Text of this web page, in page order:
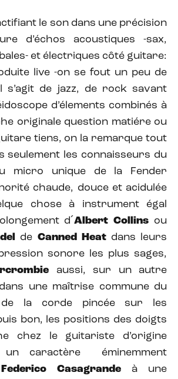
le son dans une précision
d’échos acoustiques -sax,
et électriques côté guitare:
live -on se fout un peu de
s’agit de jazz, de rock savant
d’élements combinés à
originale question matiére ou
tiens, on la remarque tout
seulement les connaisseurs du
micro unique de la Fender
chaude, douce et acidulée
chose à instrument égal
d´Albert Collins ou
de Canned Heatdans leurs
sonore les plus sages,
aussi, sur un autre
une maîtrise commune du
la corde pincée sur les
bon, les positions des doigts
chez le guitariste d’origine
un caractère éminemment
Federico Casagrande à une